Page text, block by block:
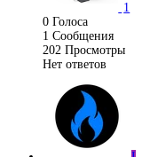
1
0 Голоса
1 Сообщения
202 Просмотры
Нет ответов